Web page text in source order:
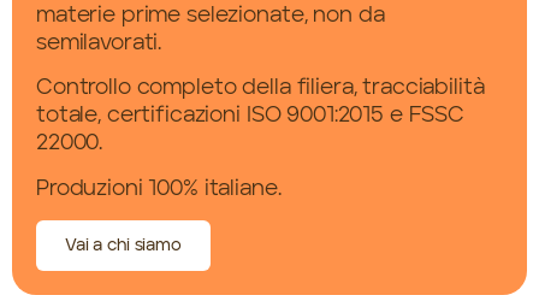
materie prime selezionate, non da
semilavorati.
Controllo completo della filiera, tracciabilità
totale, certificazioni ISO 9001:2015 e FSSC
22000.
Produzioni 100% italiane.
Vai a chi siamo